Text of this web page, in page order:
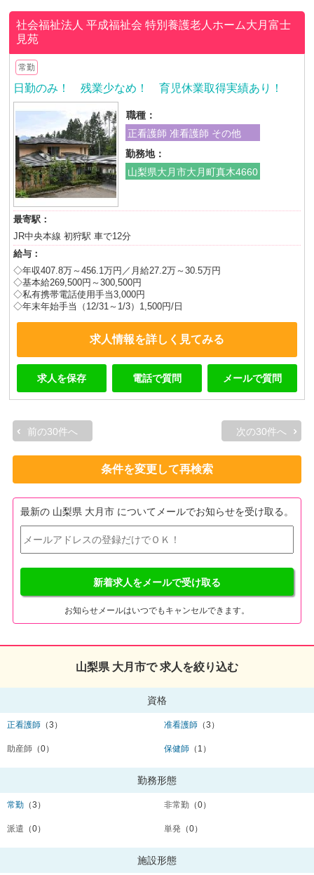
社会福祉法人 平成福祉会特別養護老人ホーム大月富士
見苑
常勤
日勤のみ！ 残業少なめ！ 育児休業取得実績あり！
職種：
正看護師 准看護師 その他
勤務地：
山梨県大月市大月町真木4660
最寄駅：
JR中央本線 初狩駅 車で12分
給与：
◇年収407.8万～456.1万円／月給27.2万～30.5万円
◇基本給269,500円～300,500円
◇私有携帯電話使用手当3,000円
◇年末年始手当（12/31～1/3）1,500円/日
求人情報を詳しく見てみる
求人を保存 電話で質問 メールで質問
前の30件へ 次の30件へ
条件を変更して再検索
最新の 山梨県 大月市 についてメールでお知らせを受け取る。
新着求人をメールで受け取る
お知らせメールはいつでもキャンセルできます。
山梨県 大月市で 求人を絞り込む
資格
正看護師 （3） 准看護師 （3）
助産師 （0） 保健師 （1）
勤務形態
常勤 （3） 非常勤 （0）
派遣 （0） 単発 （0）
施設形態